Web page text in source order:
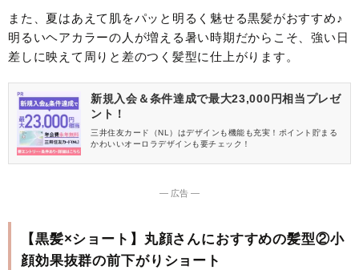
また、夏はあえて肌をパッと明るく魅せる黒髪がおすすめ♪
明るいヘアカラーの人が増える暑い時期だからこそ、強い日
差しに映えて周りと差のつく髪型に仕上がります。
新規入会＆条件達成で最大23,000円相当プレゼ
ント！
三井住友カード（NL）はデザインも機能も充実！ポイント貯まる
かわいいオーロラデザインも要チェック！
― 広告 ―
【黒髪×ショート】丸顔さんにおすすめの髪型②小
顔効果抜群の前下がりショート